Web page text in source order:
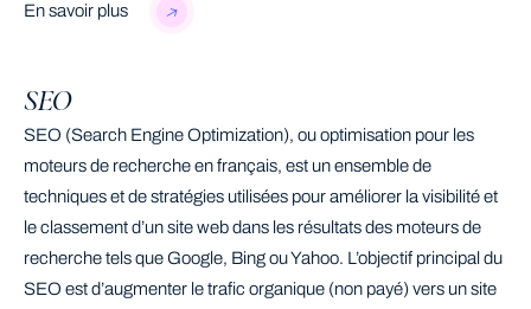
En savoir plus
SEO
SEO (Search Engine Optimization), ou optimisation pour les
moteurs de recherche en français, est un ensemble de
techniques et de stratégies utilisées pour améliorer la visibilité et
le classement d’un site web dans les résultats des moteurs de
recherche tels que Google, Bing ou Yahoo. L’objectif principal du
SEO est d’augmenter le trafic organique (non payé) vers un site